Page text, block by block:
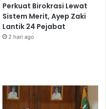
Perkuat Birokrasi Lewat
Sistem Merit, Ayep Zaki
Lantik 24 Pejabat
2 hari ago